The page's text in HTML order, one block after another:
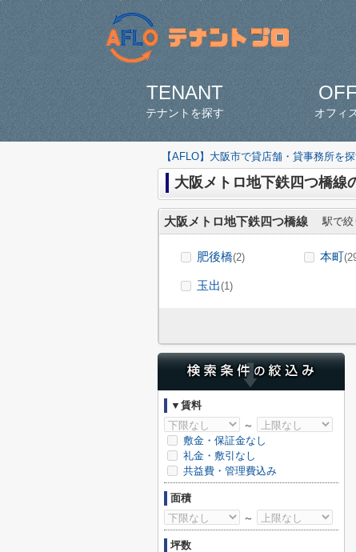
TENANT
テナントを探す オフィ
【AFLO】大阪市で貸店舗・貸事務所を
大阪メトロ地下鉄四つ橋線
大阪メトロ地下鉄四つ橋線 駅で絞
肥後橋(2) 本町
玉出(1)
▼賃料
～
敷金・保証金なし
礼金・敷引なし
共益費・管理費込み
面積
～
坪数